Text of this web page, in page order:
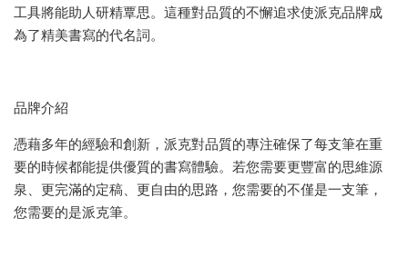
工具將能助人研精覃思。這種對品質的不懈追求使派克品牌成
為了精美書寫的代名詞。
品牌介紹
憑藉多年的經驗和創新，派克對品質的專注確保了每支筆在重
要的時候都能提供優質的書寫體驗。若您需要更豐富的思維源
泉、更完滿的定稿、更自由的思路，您需要的不僅是一支筆，
您需要的是派克筆。